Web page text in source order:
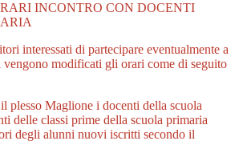
INCONTRO CON DOCENTI
interessati di partecipare eventualmente a
vengono modificati gli orari come di seguito
plesso Maglione i docenti della scuola
delle classi prime della scuola primaria
degli alunni nuovi iscritti secondo il